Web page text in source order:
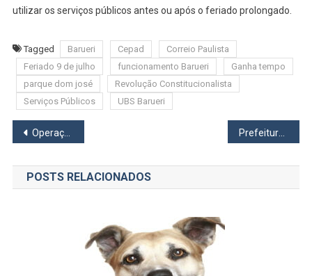
utilizar os serviços públicos antes ou após o feriado prolongado.
Tagged Barueri Cepad
Correio Paulista
Feriado 9 de julho
funcionamento Barueri
Ganha tempo
parque dom josé
Revolução Constitucionalista
Serviços Públicos
UBS Barueri
Navegação
de
Post
Operação da Polícia Civil prende suspeitos de quadrilha de roubo e desmanche de veículos em Osasco e São Paulo
POSTS RELACIONADOS